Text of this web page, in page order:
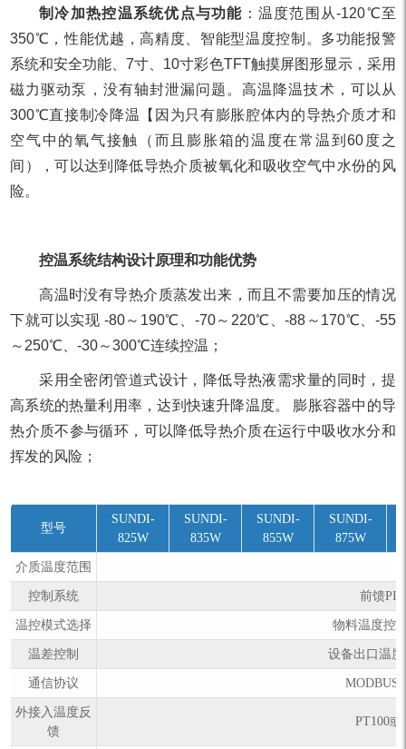
制冷加热控温系统优点与功能 ：温度范围从-120℃至
350℃，性能优越，高精度、智能型温度控制。多功能报警
系统和安全功能、7寸、10寸彩色TFT触摸屏图形显示，采用
磁力驱动泵，没有轴封泄漏问题。高温降温技术，可以从
300℃直接制冷降温【因为只有膨胀腔体内的导热介质才和
空气中的氧气接触（而且膨胀箱的温度在常温到60度之
间），可以达到降低导热介质被氧化和吸收空气中水份的风
险。
控温系统结构设计原理和功能优势
高温时没有导热介质蒸发出来，而且不需要加压的情况
下就可以实现 -80～190℃、-70～220℃、-88～170℃、-55
～250℃、-30～300℃连续控温；
采用全密闭管道式设计，降低导热液需求量的同时，提
高系统的热量利用率，达到快速升降温度。 膨胀容器中的导
热介质不参与循环，可以降低导热介质在运行中吸收水分和
挥发的风险；
型号
SUNDI-
825W
SUNDI-
835W
SUNDI-
855W
SUNDI-
875W
介质温度范围
控制系统 前馈
温控模式选择 物料温度控
温差控制 设备出口温
通信协议 MODBUS
外接入温度反
馈
PT100